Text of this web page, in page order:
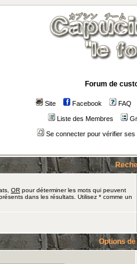
Forum de
Site Facebook FAQ
Liste des Membres
Se connecter pour vérifier
OR pour déterminer les mots qui peuvent
dans les résultats. Utilisez * comme un
Options